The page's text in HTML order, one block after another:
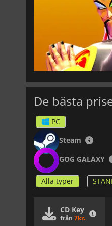
De bästa
PC
Steam
GOG GALAXY
Alla typer
CD Key
från 7kr.